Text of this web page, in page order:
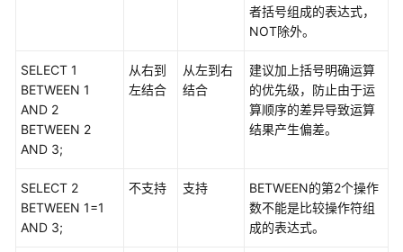
者括号组成的表达式，
NOT除外。
SELECT 1
BETWEEN 1
AND 2
BETWEEN 2
AND 3;
从右到
左结合
从左到右
结合
建议加上括号明确运算
的优先级，防止由于运
算顺序的差异导致运算
结果产生偏差。
SELECT 2
BETWEEN 1=1
AND 3;
不支持 支持
BETWEEN的第2个操作
数不能是比较操作符组
成的表达式。